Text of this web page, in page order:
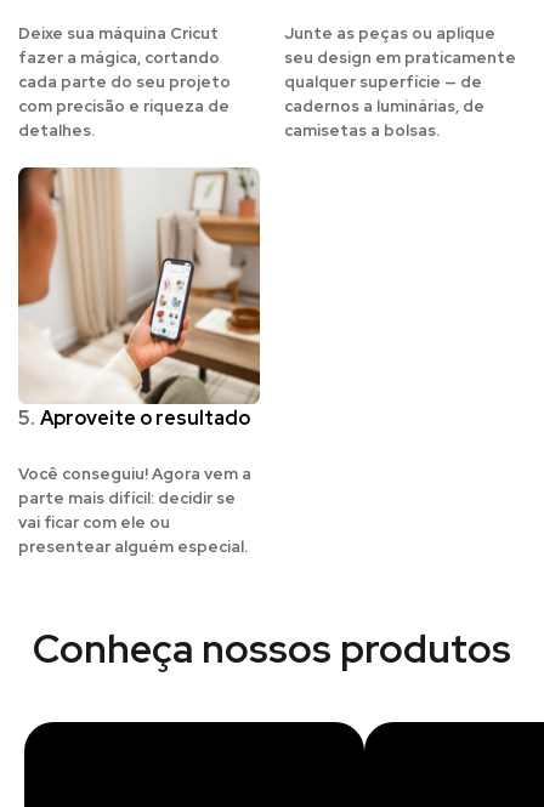
Deixe sua máquina Cricut
fazer a mágica, cortando
cada parte do seu projeto
com precisão e riqueza de
detalhes.
Junte as peças ou aplique
seu design em praticamente
qualquer superfície — de
cadernos a luminárias, de
camisetas a bolsas.
5. Aproveite o resultado
Você conseguiu! Agora vem a
parte mais difícil: decidir se
vai ficar com ele ou
presentear alguém especial.
Conheça nossos produtos